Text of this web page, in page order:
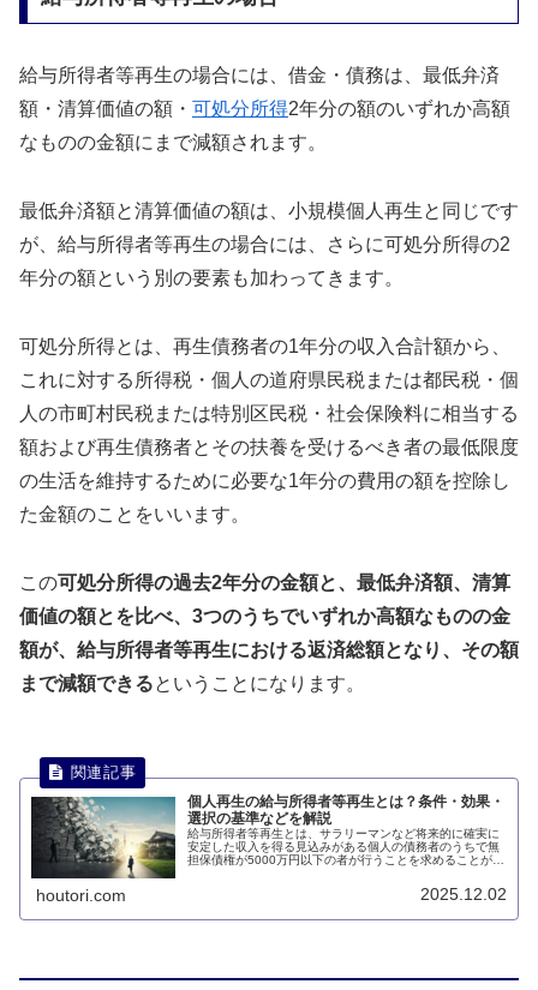
給与所得者等再生の場合には、借金・債務は、最低弁済
額・清算価値の額・ 可処分所得2年分の額のいずれか高額
なものの金額にまで減額されます。
最低弁済額と清算価値の額は、小規模個人再生と同じです
が、給与所得者等再生の場合には、さらに可処分所得の2
年分の額という別の要素も加わってきます。
可処分所得とは、再生債務者の1年分の収入合計額から、
これに対する所得税・個人の道府県民税または都民税・個
人の市町村民税または特別区民税・社会保険料に相当する
額および再生債務者とその扶養を受けるべき者の最低限度
の生活を維持するために必要な1年分の費用の額を控除し
た金額のことをいいます。
この可処分所得の過去2年分の金額と、最低弁済額、清算
価値の額とを比べ、3つのうちでいずれか高額なものの金
額が、給与所得者等再生における返済総額となり、その額
まで減額できるということになります。
個人再生の給与所得者等再生とは？条件・効果・
選択の基準などを解説
給与所得者等再生とは、サラリーマンなど将来的に確実に
安定した収入を得る見込みがある個人の債務者のうちで無
担保債権が5000万円以下の者が行うことを求めることがで
houtori.com 2025.12.02